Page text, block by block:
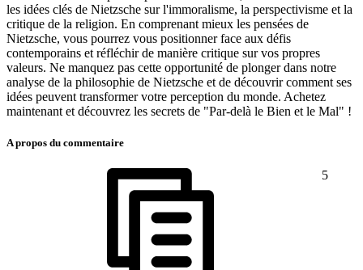
les idées clés de Nietzsche sur l'immoralisme, la perspectivisme et la
critique de la religion. En comprenant mieux les pensées de
Nietzsche, vous pourrez vous positionner face aux défis
contemporains et réfléchir de manière critique sur vos propres
valeurs. Ne manquez pas cette opportunité de plonger dans notre
analyse de la philosophie de Nietzsche et de découvrir comment ses
idées peuvent transformer votre perception du monde. Achetez
maintenant et découvrez les secrets de "Par-delà le Bien et le Mal" !
A propos du commentaire
5